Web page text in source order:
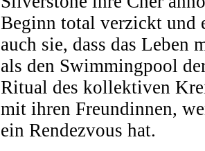
Beginn total verzickt und
auch sie, dass das Leben
als den Swimmingpool
Ritual des kollektiven
mit ihren Freundinnen,
ein Rendezvous hat.